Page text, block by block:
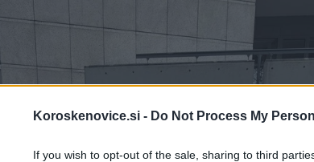
Koroskenovice.si - Do Not Process My
If you wish to opt-out of the sale, sharing to third